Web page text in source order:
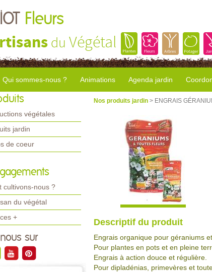
Fleurs
du Végétal
Qui sommes-nous ? Animations Agenda jardin
végétales
jardin
de coeur
cultivons-nous ?
du végétal
+
sur
Nos produits jardin > ENGRAIS
Descriptif du produit
Engrais organique pour géraniums
Pour plantes en pots et en pleine
Engrais à action douce et régulière.
Pour dipladénias, primevères et